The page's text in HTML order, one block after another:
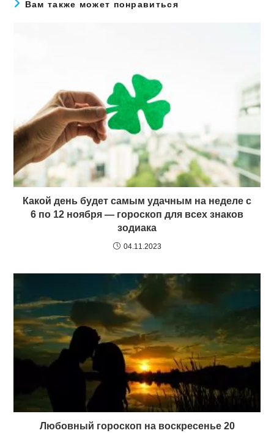
Вам также может понравиться
Какой день будет самым удачным на неделе с
6 по 12 ноября — гороскоп для всех знаков
зодиака
04.11.2023
Любовный гороскоп на воскресенье 20